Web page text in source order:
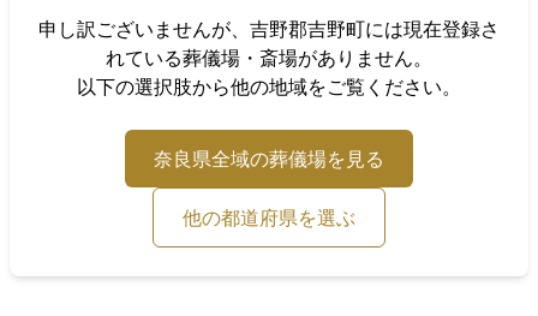
申し訳ございませんが、 吉野郡吉野町には現在登録さ
れている葬儀場・斎場がありません。
以下の選択肢から他の地域をご覧ください。
奈良県全域の葬儀場を見る
他の都道府県を選ぶ